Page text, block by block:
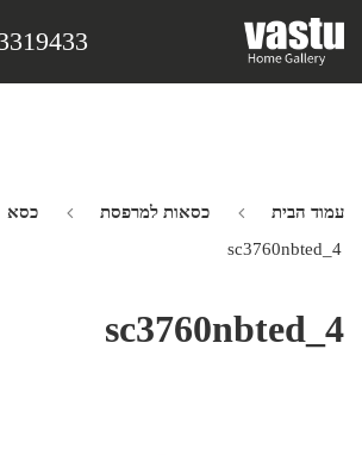
עמוד הבית כסאות למרפסת
כסא Adrienne
sc3760nbted_4
sc3760nbted_4